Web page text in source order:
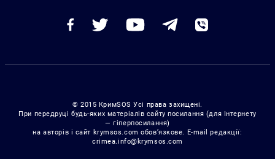
© 2015 КримSOS Усі права захищені.
При передруці будь-яких матеріалів сайту посилання (для Інтернету
— гіперпосилання)
на авторів і сайт krymsos.com обов’язкове. E-mail редакції:
crimea.info@krymsos.com